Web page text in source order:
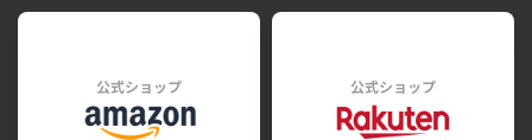
公式ショップ 公式ショップ